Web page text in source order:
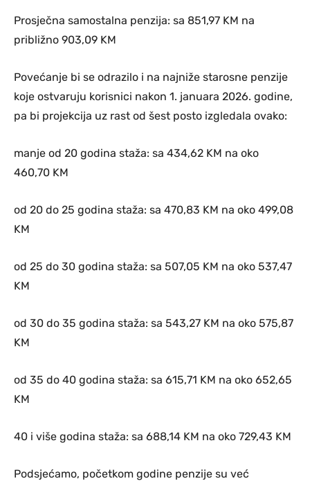
Prosječna samostalna penzija: sa 851,97 KM na
približno 903,09 KM
Povećanje bi se odrazilo i na najniže starosne penzije
koje ostvaruju korisnici nakon 1. januara 2026. godine,
pa bi projekcija uz rast od šest posto izgledala ovako:
manje od 20 godina staža: sa 434,62 KM na oko
460,70 KM
od 20 do 25 godina staža: sa 470,83 KM na oko 499,08
KM
od 25 do 30 godina staža: sa 507,05 KM na oko 537,47
KM
od 30 do 35 godina staža: sa 543,27 KM na oko 575,87
KM
od 35 do 40 godina staža: sa 615,71 KM na oko 652,65
KM
40 i više godina staža: sa 688,14 KM na oko 729,43 KM
Podsjećamo, početkom godine penzije su već